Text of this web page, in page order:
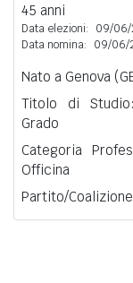
45 anni
Data elezioni:
09/06/
Data nomina:
09/06/
Nato a Genova
Titolo di
Grado
Categoria
Officina
Partito/